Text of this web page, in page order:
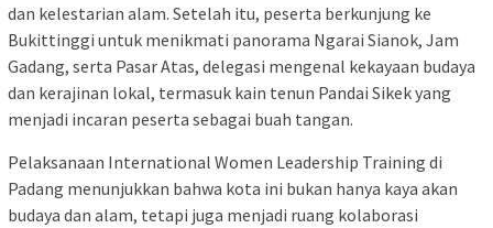
dan kelestarian alam. Setelah itu, peserta berkunjung ke
Bukittinggi untuk menikmati panorama Ngarai Sianok, Jam
Gadang, serta Pasar Atas, delegasi mengenal kekayaan budaya
dan kerajinan lokal, termasuk kain tenun Pandai Sikek yang
menjadi incaran peserta sebagai buah tangan.
Pelaksanaan International Women Leadership Training di
Padang menunjukkan bahwa kota ini bukan hanya kaya akan
budaya dan alam, tetapi juga menjadi ruang kolaborasi